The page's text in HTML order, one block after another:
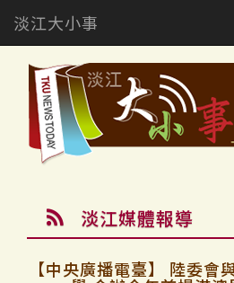
淡江大小事
淡江媒體報導
【中央廣播電臺】 陸委會